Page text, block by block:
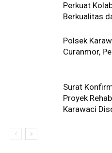
Perkuat
Berkualitas
Polsek
Curanmor,
Surat
Proyek
Karawaci